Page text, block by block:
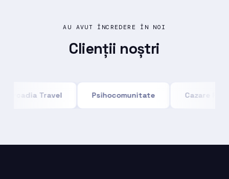
AU AVUT ÎNCREDERE ÎN NOI
Clienții noștri
Arcadia Travel Psihocomunitate Cazare Pe